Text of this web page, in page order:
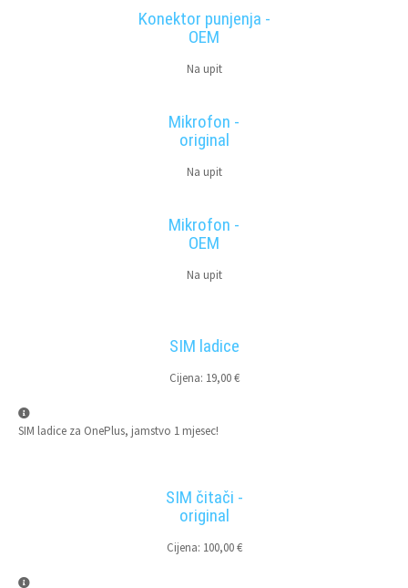
Konektor punjenja -
OEM
Na upit
Mikrofon -
original
Na upit
Mikrofon -
OEM
Na upit
SIM ladice
Cijena: 19,00 €
SIM ladice za OnePlus, jamstvo 1 mjesec!
SIM čitači -
original
Cijena: 100,00 €